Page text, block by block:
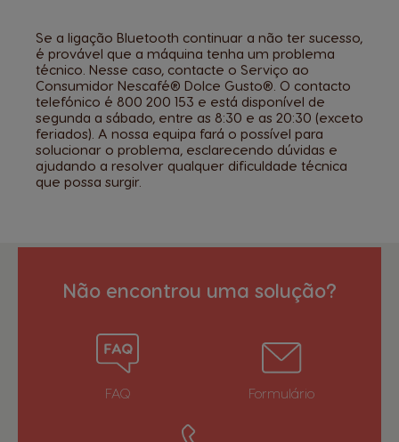
Se a ligação Bluetooth continuar a não ter sucesso,
é provável que a máquina tenha um problema
técnico. Nesse caso, contacte o Serviço ao
Consumidor Nescafé® Dolce Gusto®. O contacto
telefónico é 800 200 153 e está disponível de
segunda a sábado, entre as 8:30 e as 20:30 (exceto
feriados). A nossa equipa fará o possível para
solucionar o problema, esclarecendo dúvidas e
ajudando a resolver qualquer dificuldade técnica
que possa surgir.
Não encontrou uma solução?
FAQ Formulário